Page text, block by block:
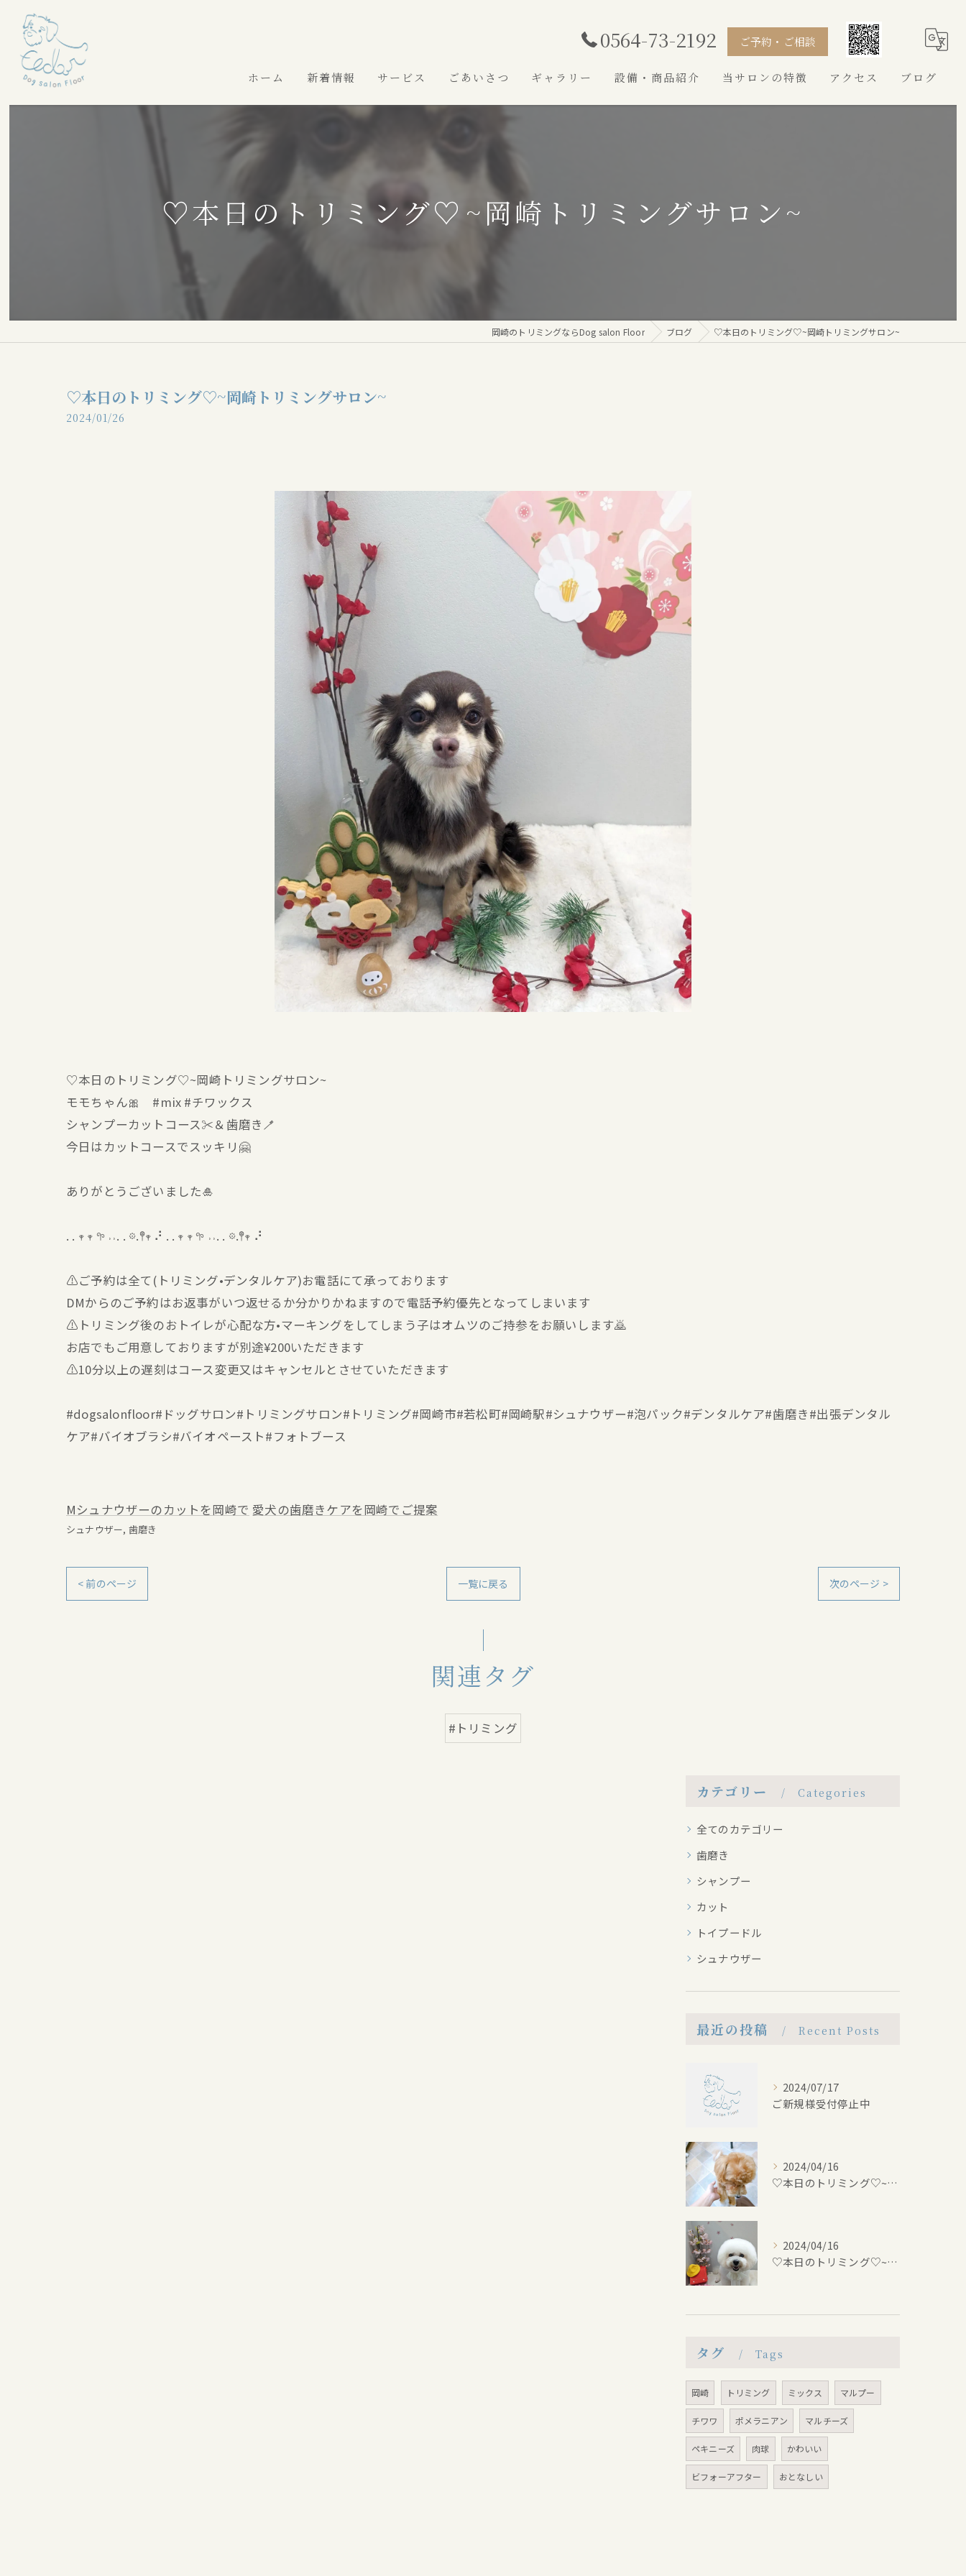
0564-73-2192 ご予約・ご相談
ホーム 新着情報 サービス ごあいさつ ギャラリー 設備・商品紹介 当サロンの特徴
シュナウザー
アクセス ブログ
♡本日のトリミング♡⁠~岡崎トリミングサロン~
岡崎のトリミングならDog salon Floor ブログ ♡本日のトリミング♡⁠~岡崎トリミングサロン~
♡本日のトリミング♡⁠~岡崎トリミングサロン~
2024/01/26
♡本日のトリミング♡⁠~岡崎トリミングサロン~
モモちゃん🎀 #mix #チワックス
シャンプーカットコース✂️＆歯磨き🪥
今日はカットコースでスッキリ🤗
ありがとうございました🎍
. . 𖥧 𖥧 𖧧 ˒˒. . 𖡼.𖤣𖥧 ⠜ . . 𖥧 𖥧 𖧧 ˒˒. . 𖡼.𖤣𖥧 ⠜
⚠️ご予約は全て(トリミング•デンタルケア)お電話にて承っております
DMからのご予約はお返事がいつ返せるか分かりかねますので電話予約優先となってしまいます
⚠️トリミング後のおトイレが心配な方•マーキングをしてしまう子はオムツのご持参をお願いします🙇
お店でもご用意しておりますが別途¥200いただきます
⚠️10分以上の遅刻はコース変更又はキャンセルとさせていただきます
#dogsalonfloor#ドッグサロン#トリミングサロン#トリミング#岡崎市#若松町#岡崎駅#シュナウザー#泡パック#デンタルケア#歯磨き#出張デンタル
ケア#バイオブラシ#バイオペースト#フォトブース
Mシュナウザーのカットを岡崎で 愛犬の歯磨きケアを岡崎でご提案
シュナウザー 歯磨き
< 前のページ 一覧に戻る 次のページ >
関連タグ
#トリミング
カテゴリー Categories
全てのカテゴリー
歯磨き
シャンプー
カット
トイプードル
シュナウザー
最近の投稿 Recent Posts
2024/07/17
ご新規様受付停止中
2024/04/16
♡本日のトリミング♡⁠~岡崎トリミングサロン~
2024/04/16
♡本日のトリミング♡⁠~岡崎トリミングサロン~
タグ Tags
岡崎 トリミング ミックス マルプー
チワワ ポメラニアン マルチーズ
ペキニーズ 肉球 かわいい
ビフォーアフター おとなしい